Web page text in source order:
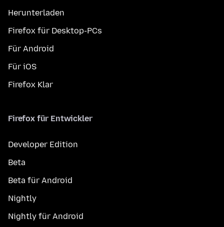
Herunterladen
Firefox für Desktop-PCs
Für Android
Für iOS
Firefox Klar
Firefox für Entwickler
Developer Edition
Beta
Beta für Android
Nightly
Nightly für Android